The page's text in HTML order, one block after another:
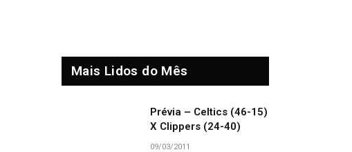
Mais Lidos do Mês
Prévia – Celtics (46-15)
X Clippers (24-40)
09/03/2011